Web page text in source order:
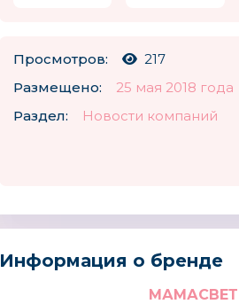
Просмотров:
217
Размещено:
25 мая 2018 года
Раздел:
Новости компаний
Информация о бренде
МАМАСВЕТ